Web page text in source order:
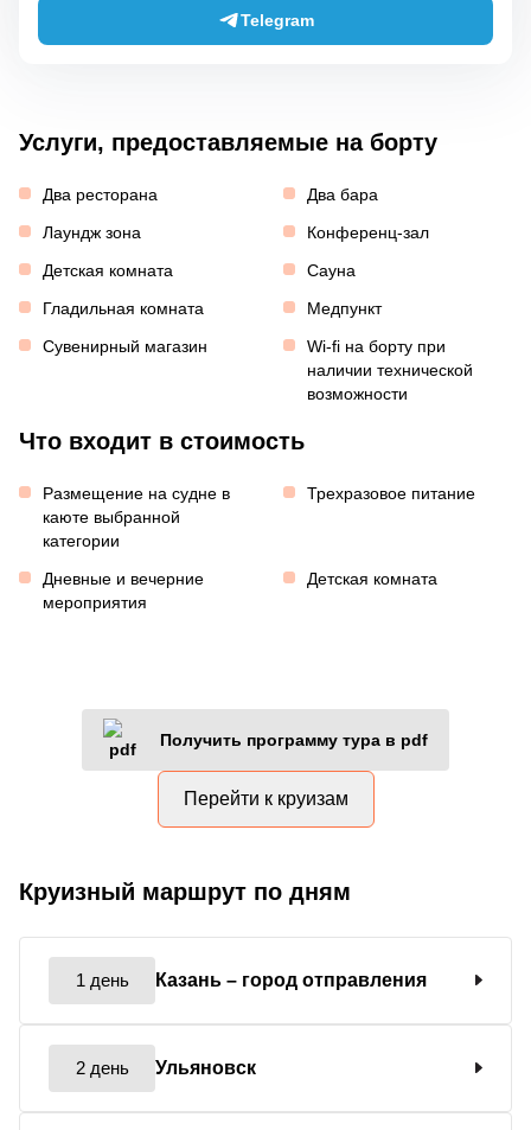
Telegram
Услуги, предоставляемые на борту
Два ресторана
Два бара
Лаундж зона
Конференц-зал
Детская комната
Сауна
Гладильная комната
Медпункт
Сувенирный магазин
Wi-fi на борту при
наличии технической
возможности
Что входит в стоимость
Размещение на судне в
каюте выбранной
категории
Трехразовое питание
Дневные и вечерние
мероприятия
Детская комната
Получить программу тура в pdf
Перейти к круизам
Круизный маршрут по дням
1 день Казань – город отправления
2 день Ульяновск